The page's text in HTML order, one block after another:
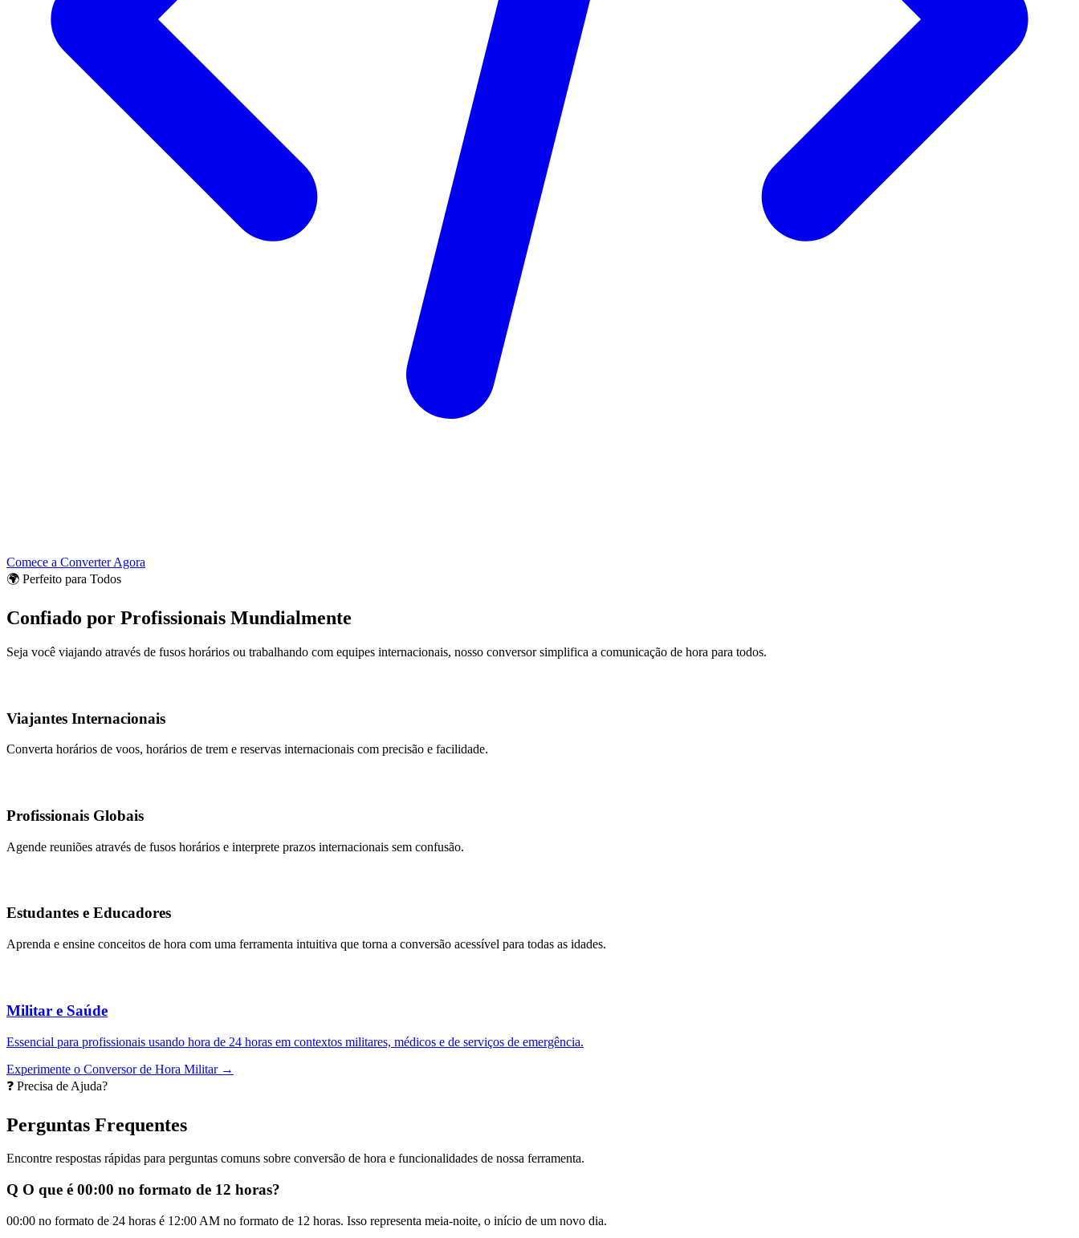
Comece a Converter Agora
🌍 Perfeito para Todos
Confiado por Profissionais Mundialmente
Seja você viajando através de fusos horários ou trabalhando com equipes internacionais, nosso conversor simplifica a comunicação de hora para todos.
Viajantes Internacionais
Converta horários de voos, horários de trem e reservas internacionais com precisão e facilidade.
Profissionais Globais
Agende reuniões através de fusos horários e interprete prazos internacionais sem confusão.
Estudantes e Educadores
Aprenda e ensine conceitos de hora com uma ferramenta intuitiva que torna a conversão acessível para todas as idades.
Militar e Saúde
Essencial para profissionais usando hora de 24 horas em contextos militares, médicos e de serviços de emergência.
Experimente o Conversor de Hora Militar →
❓ Precisa de Ajuda?
Perguntas Frequentes
Encontre respostas rápidas para perguntas comuns sobre conversão de hora e funcionalidades de nossa ferramenta.
Q O que é 00:00 no formato de 12 horas?
00:00 no formato de 24 horas é 12:00 AM no formato de 12 horas. Isso representa meia-noite, o início de um novo dia.